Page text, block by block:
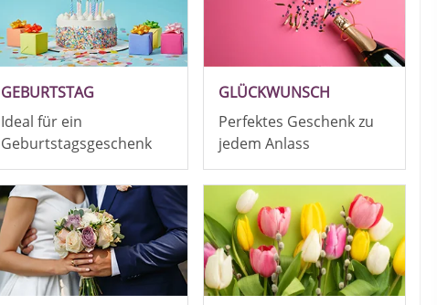
GEBURTSTAG
Ideal für ein
Geburtstagsgeschenk
GLÜCKWUNSCH
Perfektes Geschenk zu
jedem Anlass